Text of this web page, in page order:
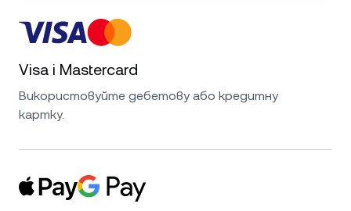
Visa і Mastercard
Використовуйте дебетову або кредитну
картку.